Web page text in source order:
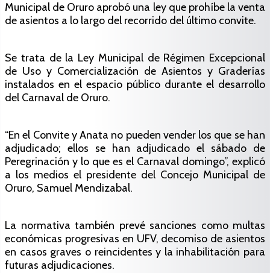
Municipal de Oruro aprobó una ley que prohíbe la venta
de asientos a lo largo del recorrido del último convite.
Se trata de la Ley Municipal de Régimen Excepcional
de Uso y Comercialización de Asientos y Graderías
instalados en el espacio público durante el desarrollo
del Carnaval de Oruro.
“En el Convite y Anata no pueden vender los que se han
adjudicado; ellos se han adjudicado el sábado de
Peregrinación y lo que es el Carnaval domingo”, explicó
a los medios el presidente del Concejo Municipal de
Oruro, Samuel Mendizabal.
La normativa también prevé sanciones como multas
económicas progresivas en UFV, decomiso de asientos
en casos graves o reincidentes y la inhabilitación para
futuras adjudicaciones.